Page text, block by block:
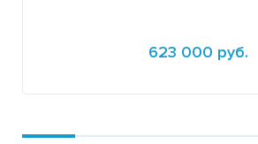
623 000 руб.